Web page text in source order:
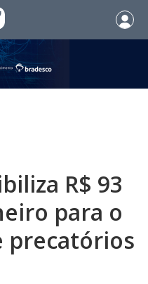
R$ 93
para o
precatórios